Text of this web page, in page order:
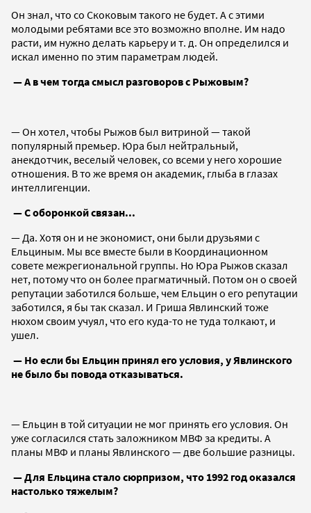
Он знал, что со Скоковым такого не будет. А с этими
молодыми ребятами все это возможно вполне. Им надо
расти, им нужно делать карьеру и т. д. Он определился и
искал именно по этим параметрам людей.
— А в чем тогда смысл разговоров с Рыжовым?
— Он хотел, чтобы Рыжов был витриной — такой
популярный премьер. Юра был нейтральный,
анекдотчик, веселый человек, со всеми у него хорошие
отношения. В то же время он академик, глыба в глазах
интеллигенции.
— С оборонкой связан...
— Да. Хотя он и не экономист, они были друзьями с
Ельциным. Мы все вместе были в Координационном
совете межрегиональной группы. Но Юра Рыжов сказал
нет, потому что он более прагматичный. Потом он о своей
репутации заботился больше, чем Ельцин о его репутации
заботился, я бы так сказал. И Гриша Явлинский тоже
нюхом своим учуял, что его куда-то не туда толкают, и
ушел.
— Но если бы Ельцин принял его условия, у Явлинского
не было бы повода отказываться.
— Ельцин в той ситуации не мог принять его условия. Он
уже согласился стать заложником МВФ за кредиты. А
планы МВФ и планы Явлинского — две большие разницы.
— Для Ельцина стало сюрпризом, что 1992 год оказался
настолько тяжелым?